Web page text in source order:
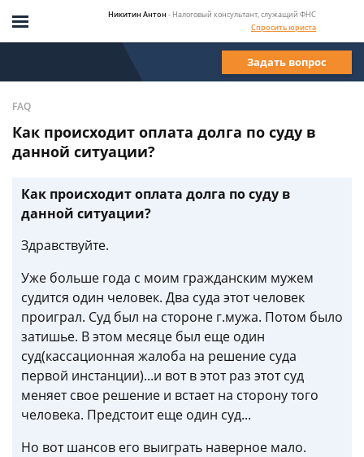
Никитин Антон - Налоговый консультант, служащий ФНС
Спросить юриста
Задать вопрос
FAQ
Как происходит оплата долга по суду в
данной ситуации?
Как происходит оплата долга по суду в
данной ситуации?
Здравствуйте.
Уже больше года с моим гражданским мужем
судится один человек. Два суда этот человек
проиграл. Суд был на стороне г.мужа. Потом было
затишье. В этом месяце был еще один
суд(кассационная жалоба на решение суда
первой инстанции)...и вот в этот раз этот суд
меняет свое решение и встает на сторону того
человека. Предстоит еще один суд...
Но вот шансов его выиграть наверное мало.